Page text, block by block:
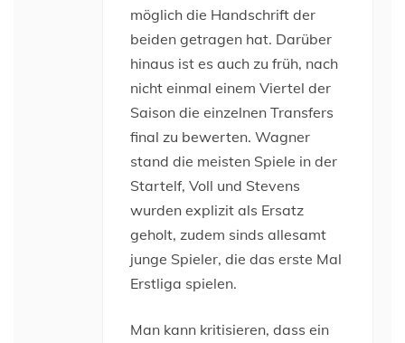
möglich die Handschrift der
beiden getragen hat. Darüber
hinaus ist es auch zu früh, nach
nicht einmal einem Viertel der
Saison die einzelnen Transfers
final zu bewerten. Wagner
stand die meisten Spiele in der
Startelf, Voll und Stevens
wurden explizit als Ersatz
geholt, zudem sinds allesamt
junge Spieler, die das erste Mal
Erstliga spielen.
Man kann kritisieren, dass ein